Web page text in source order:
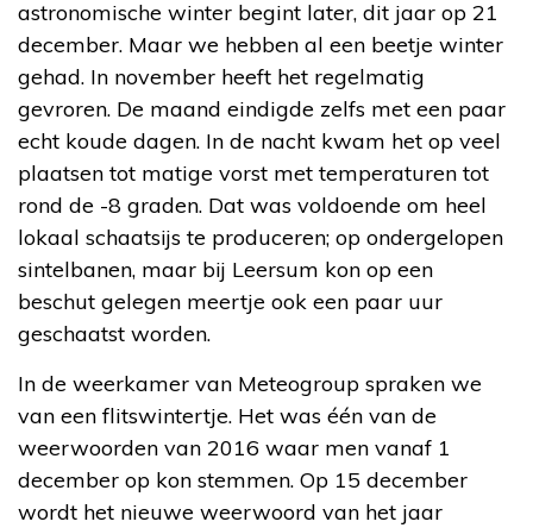
astronomische winter begint later, dit jaar op 21
december. Maar we hebben al een beetje winter
gehad. In november heeft het regelmatig
gevroren. De maand eindigde zelfs met een paar
echt koude dagen. In de nacht kwam het op veel
plaatsen tot matige vorst met temperaturen tot
rond de -8 graden. Dat was voldoende om heel
lokaal schaatsijs te produceren; op ondergelopen
sintelbanen, maar bij Leersum kon op een
beschut gelegen meertje ook een paar uur
geschaatst worden.
In de weerkamer van Meteogroup spraken we
van een flitswintertje. Het was één van de
weerwoorden van 2016 waar men vanaf 1
december op kon stemmen. Op 15 december
wordt het nieuwe weerwoord van het jaar